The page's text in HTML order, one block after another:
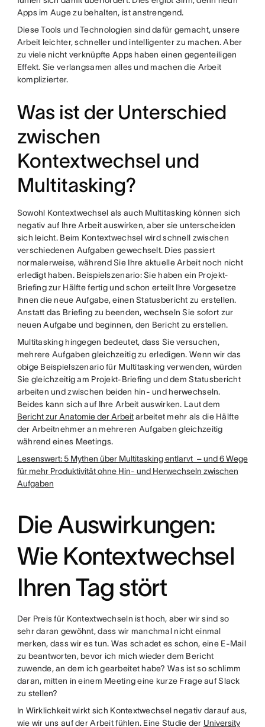
Apps im Auge zu behalten, ist anstrengend.
Diese Tools und Technologien sind dafür gemacht, unsere
Arbeit leichter, schneller und intelligenter zu machen. Aber
zu viele nicht verknüpfte Apps haben einen gegenteiligen
Effekt. Sie verlangsamen alles und machen die Arbeit
komplizierter.
Was ist der Unterschied
zwischen
Kontextwechsel und
Multitasking?
Sowohl Kontextwechsel als auch Multitasking können sich
negativ auf Ihre Arbeit auswirken, aber sie unterscheiden
sich leicht. Beim Kontextwechsel wird schnell zwischen
verschiedenen Aufgaben gewechselt. Dies passiert
normalerweise, während Sie Ihre aktuelle Arbeit noch nicht
erledigt haben. Beispielszenario: Sie haben ein Projekt-
Briefing zur Hälfte fertig und schon erteilt Ihre Vorgesetze
Ihnen die neue Aufgabe, einen Statusbericht zu erstellen.
Anstatt das Briefing zu beenden, wechseln Sie sofort zur
neuen Aufgabe und beginnen, den Bericht zu erstellen.
Multitasking hingegen bedeutet, dass Sie versuchen,
mehrere Aufgaben gleichzeitig zu erledigen. Wenn wir das
obige Beispielszenario für Multitasking verwenden, würden
Sie gleichzeitig am Projekt-Briefing und dem Statusbericht
arbeiten und zwischen beiden hin- und herwechseln.
Beides kann sich auf Ihre Arbeit auswirken. Laut dem
Bericht zur Anatomie der Arbeitarbeitet mehr als die Hälfte
der Arbeitnehmer an mehreren Aufgaben gleichzeitig
während eines Meetings.
Lesenswert: 5 Mythen über Multitasking entlarvt – und 6 Wege
für mehr Produktivität ohne Hin- und Herwechseln zwischen
Aufgaben
Die Auswirkungen:
Wie Kontextwechsel
Ihren Tag stört
Der Preis für Kontextwechseln ist hoch, aber wir sind so
sehr daran gewöhnt, dass wir manchmal nicht einmal
merken, dass wir es tun. Was schadet es schon, eine E-Mail
zu beantworten, bevor ich mich wieder dem Bericht
zuwende, an dem ich gearbeitet habe? Was ist so schlimm
daran, mitten in einem Meeting eine kurze Frage auf Slack
zu stellen?
In Wirklichkeit wirkt sich Kontextwechsel negativ darauf aus,
wie wir uns auf der Arbeit fühlen. Eine Studie der University